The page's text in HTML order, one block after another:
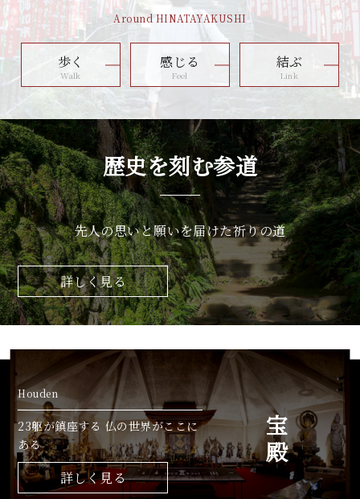
Around HINATAYAKUSHI
歩く
Walk
感じる
Feel
結ぶ
Link
歴史を刻む参道
先人の思いと願いを届けた祈りの道
詳しく見る
宝殿
Houden
23躯が鎮座する 仏の世界がここに
ある
詳しく見る